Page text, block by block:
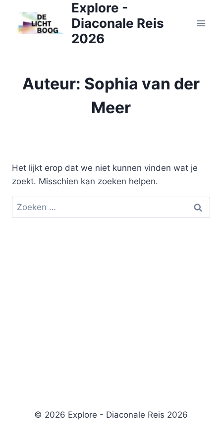
inhoud
Explore -
Diaconale Reis
2026
Auteur: Sophia van der
Meer
Het lijkt erop dat we niet kunnen vinden wat je
zoekt. Misschien kan zoeken helpen.
Zoeken
naar:
© 2026 Explore - Diaconale Reis 2026